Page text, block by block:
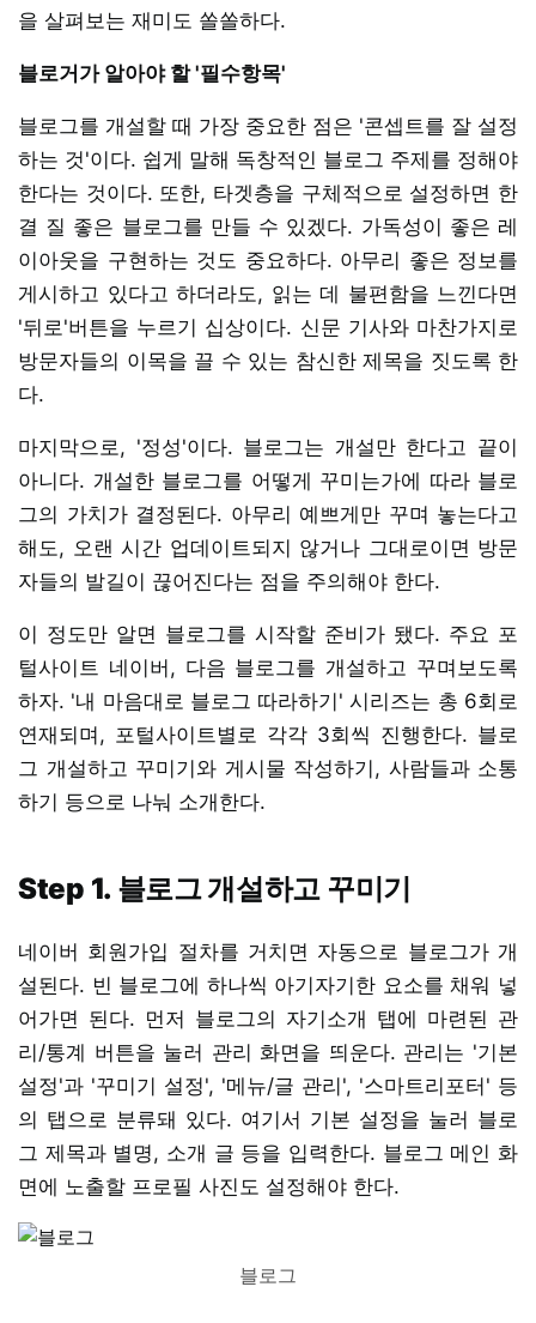
을 살펴보는 재미도 쏠쏠하다.
블로거가 알아야 할 '필수항목'
블로그를 개설할 때 가장 중요한 점은 '콘셉트를 잘 설정
하는 것'이다. 쉽게 말해 독창적인 블로그 주제를 정해야
한다는 것이다. 또한, 타겟층을 구체적으로 설정하면 한
결 질 좋은 블로그를 만들 수 있겠다. 가독성이 좋은 레
이아웃을 구현하는 것도 중요하다. 아무리 좋은 정보를
게시하고 있다고 하더라도, 읽는 데 불편함을 느낀다면
'뒤로'버튼을 누르기 십상이다. 신문 기사와 마찬가지로
방문자들의 이목을 끌 수 있는 참신한 제목을 짓도록 한
다.
마지막으로, '정성'이다. 블로그는 개설만 한다고 끝이
아니다. 개설한 블로그를 어떻게 꾸미는가에 따라 블로
그의 가치가 결정된다. 아무리 예쁘게만 꾸며 놓는다고
해도, 오랜 시간 업데이트되지 않거나 그대로이면 방문
자들의 발길이 끊어진다는 점을 주의해야 한다.
이 정도만 알면 블로그를 시작할 준비가 됐다. 주요 포
털사이트 네이버, 다음 블로그를 개설하고 꾸며보도록
하자. '내 마음대로 블로그 따라하기' 시리즈는 총 6회로
연재되며, 포털사이트별로 각각 3회씩 진행한다. 블로
그 개설하고 꾸미기와 게시물 작성하기, 사람들과 소통
하기 등으로 나눠 소개한다.
Step 1. 블로그 개설하고 꾸미기
네이버 회원가입 절차를 거치면 자동으로 블로그가 개
설된다. 빈 블로그에 하나씩 아기자기한 요소를 채워 넣
어가면 된다. 먼저 블로그의 자기소개 탭에 마련된 관
리/통계 버튼을 눌러 관리 화면을 띄운다. 관리는 '기본
설정'과 '꾸미기 설정', '메뉴/글 관리', '스마트리포터' 등
의 탭으로 분류돼 있다. 여기서 기본 설정을 눌러 블로
그 제목과 별명, 소개 글 등을 입력한다. 블로그 메인 화
면에 노출할 프로필 사진도 설정해야 한다.
블로그